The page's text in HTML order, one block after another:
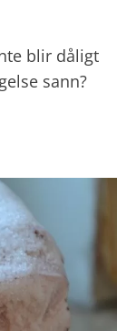
blir dåligt
sann?